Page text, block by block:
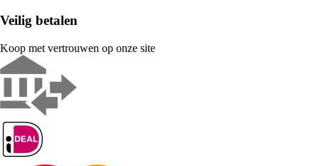
Veilig betalen
Koop met vertrouwen op onze site